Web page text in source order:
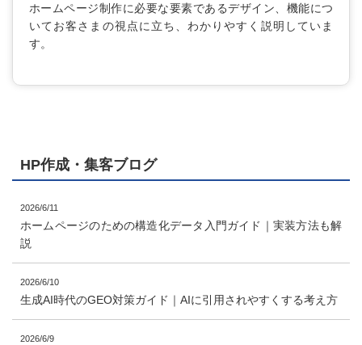
ホームページ制作に必要な要素であるデザイン、機能につ
いてお客さまの視点に立ち、わかりやすく説明していま
す。
HP作成・集客ブログ
2026/6/11
ホームページのための構造化データ入門ガイド｜実装方法も解
説
2026/6/10
生成AI時代のGEO対策ガイド｜AIに引用されやすくする考え方
2026/6/9